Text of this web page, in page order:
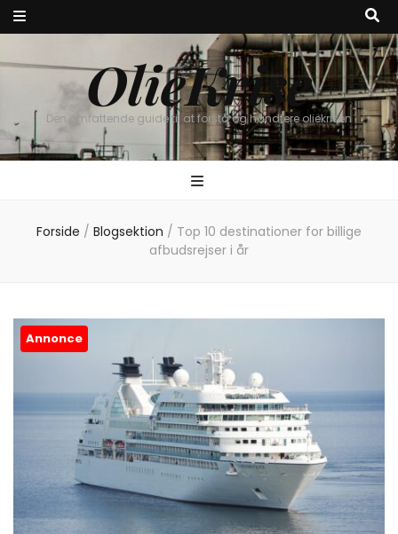
OlieKrise
Den omfattende guide til at forstå og håndtere oliekrisen
Forside / Blogsektion / Top 10 destinationer for billige
afbudsrejser i år
Annonce